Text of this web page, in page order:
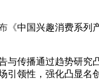
《中国兴趣消费系列
与传播通过趋势研究
引领性，强化凸显名